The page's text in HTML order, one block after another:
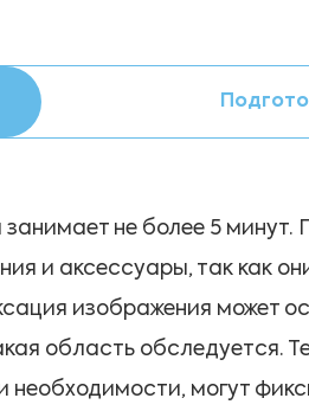
не более 5
и аксессуары, так как
изображения может
область
необходимости, могут